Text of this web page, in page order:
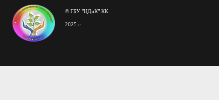
© ГБУ "ЦДиК" КК
2025 г.